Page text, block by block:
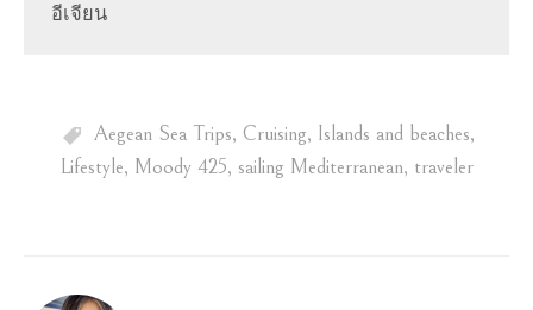
อีเจียน
Aegean Sea Trips, Cruising, Islands and beaches,
Lifestyle, Moody 425, sailing Mediterranean, traveler